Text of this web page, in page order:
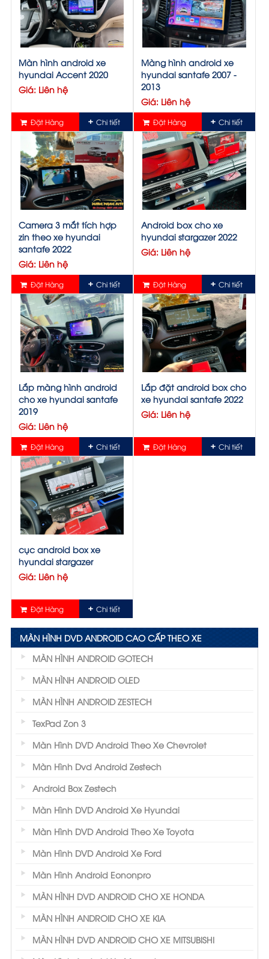
Màn hình android xe
hyundai Accent 2020
Giá: Liên hệ
Đặt Hàng Chi tiết
Màng hình android xe
hyundai santafe 2007 -
2013
Giá: Liên hệ
Đặt Hàng Chi tiết
Camera 3 mắt tích hợp
zin theo xe hyundai
santafe 2022
Giá: Liên hệ
Đặt Hàng Chi tiết
Android box cho xe
hyundai stargazer 2022
Giá: Liên hệ
Đặt Hàng Chi tiết
Lắp màng hình android
cho xe hyundai santafe
2019
Giá: Liên hệ
Đặt Hàng Chi tiết
Lắp đặt android box cho
xe hyundai santafe 2022
Giá: Liên hệ
Đặt Hàng Chi tiết
cục android box xe
hyundai stargazer
Giá: Liên hệ
Đặt Hàng Chi tiết
MÀN HÌNH DVD ANDROID CAO CẤP THEO XE
MÀN HÌNH ANDROID GOTECH
MÀN HÌNH ANDROID OLED
MÀN HÌNH ANDROID ZESTECH
TexPad Zon 3
Màn Hình DVD Android Theo Xe Chevrolet
Màn Hình Dvd Android Zestech
Android Box Zestech
Màn Hình DVD Android Xe Hyundai
Màn Hình DVD Android Theo Xe Toyota
Màn Hình DVD Android Xe Ford
Màn Hình Android Eononpro
MÀN HÌNH DVD ANDROID CHO XE HONDA
MÀN HÌNH ANDROID CHO XE KIA
MÀN HÌNH DVD ANDROID CHO XE MITSUBISHI